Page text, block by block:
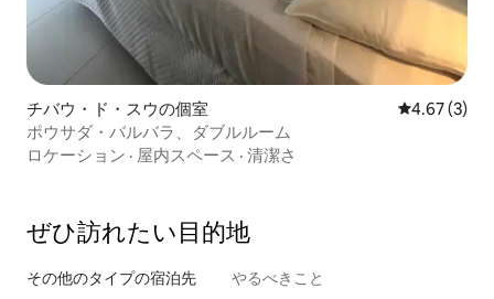
チバウ・ド・スウの個室 レビュー3
4.67 (3)
ポウサダ・バルバラ、ダブルルーム
ロケーション · 屋内スペース · 清潔さ
ぜひ訪⁠れ⁠た⁠い目⁠的⁠地
その他のタ⁠イ⁠プ⁠の宿⁠泊⁠先 やるべきこと